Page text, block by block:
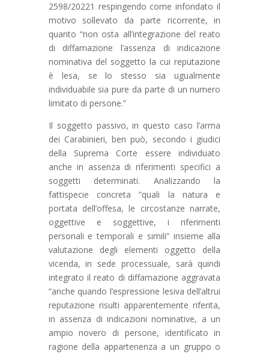
2598/20221 respingendo come infondato il
motivo sollevato da parte ricorrente, in
quanto “non osta all’integrazione del reato
di diffamazione l’assenza di indicazione
nominativa del soggetto la cui reputazione
è lesa, se lo stesso sia ugualmente
individuabile sia pure da parte di un numero
limitato di persone.”
Il soggetto passivo, in questo caso l’arma
dei Carabinieri, ben può, secondo i giudici
della Suprema Corte essere individuato
anche in assenza di riferimenti specifici a
soggetti determinati. Analizzando la
fattispecie concreta “quali la natura e
portata dell’offesa, le circostanze narrate,
oggettive e soggettive, i riferimenti
personali e temporali e simili” insieme alla
valutazione degli elementi oggetto della
vicenda, in sede processuale, sarà quindi
integrato il reato di diffamazione aggravata
“anche quando l’espressione lesiva dell’altrui
reputazione risulti apparentemente riferita,
in assenza di indicazioni nominative, a un
ampio novero di persone, identificato in
ragione della appartenenza a un gruppo o